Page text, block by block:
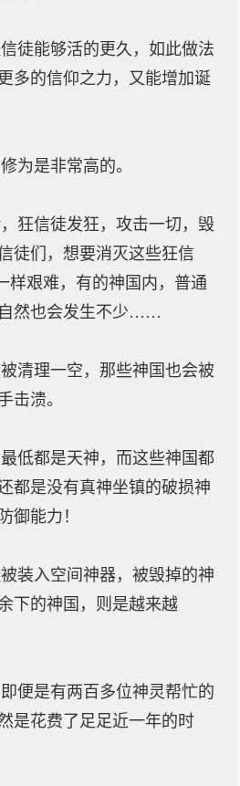
能够活的更久，如此做法
多的信仰之力，又能增加诞
是非常高的。
信徒发狂，攻击一切，毁
徒们，想要消灭这些狂信
样艰难，有的神国内，普通
然也会发生不少……
理一空，那些神国也会被
击溃。
都是天神，而这些神国都
都是没有真神坐镇的破损神
御能力！
入空间神器，被毁掉的神
下的神国，则是越来越
是有两百多位神灵帮忙的
是花费了足足近一年的时